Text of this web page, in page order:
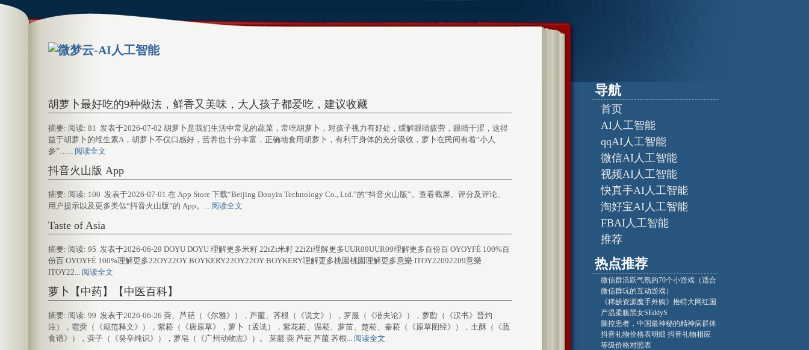
胡萝卜最好吃的9种做法，鲜香又美味，大人孩子都爱吃，建议收藏
摘要: 阅读: 81 发表于2026-07-02 胡萝卜是我们生活中常见的蔬菜，常吃胡萝卜，对孩子视力有好处，缓解眼睛疲劳，眼睛干涩，这得
益于胡萝卜的维生素A，胡萝卜不仅口感好，营养也十分丰富，正确地食用胡萝卜，有利于身体的充分吸收，萝卜在民间有着“小人
参”…... 阅读全文
‎抖音火山版 App
摘要: 阅读: 100 发表于2026-07-01 在 App Store 下载“Beijing Douyin Technology Co., Ltd.”的“抖音火山版”。查看截屏、评分及评论、
用户提示以及更多类似“抖音火山版”的 App。... 阅读全文
Taste of Asia
摘要: 阅读: 95 发表于2026-06-29 DOYU DOYU 理解更多米籽 22iZi米籽 22iZi理解更多UUR09UUR09理解更多百份百 OYOYFÉ 100%百
份百 OYOYFÉ 100%理解更多22OY22OY BOYKERY22OY22OY BOYKERY理解更多桃園桃園理解更多意樂 ITOY22092209意樂
ITOY22... 阅读全文
萝卜【中药】【中医百科】
摘要: 阅读: 99 发表于2026-06-26 葖、芦萉（《尔雅》），芦菔、荠根（《说文》），罗服（《潜夫论》），萝瓝（《汉书》晋灼
注），雹葖（《规范释文》），紫菘（《唐原草》，萝卜（孟诜），紫花菘、温菘、萝苗、楚菘、秦菘（《原草图经》），土酥（《蔬
食谱》），葖子（《癸辛纯识》），萝皂（《广州动物志》）。 莱菔 葖 芦萉 芦菔 荠根... 阅读全文
导航
首页
AI人工智能
qqAI人工智能
微信AI人工智能
视频AI人工智能
快真手AI人工智能
淘好宝AI人工智能
FBAI人工智能
推荐
热点推荐
微信群活跃气氛的70个小游戏（适合
微信群玩的互动游戏）
《稀缺资源魔手外购》推特大网红国
产温柔腹黑女SEddyS
脑控患者，中国最神秘的精神病群体
抖音礼物价格表明细 抖音礼物相应
等级价格对照表